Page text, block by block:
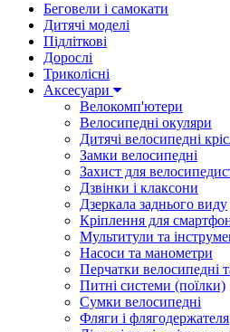
Беговели і самокати
Дитячі моделі
Підліткові
Дорослі
Триколісні
Аксесуари
Велокомп'ютери
Велосипедні окуляри
Дитячі велосипедні
Замки велосипедні
Захист для
Дзвінки і клаксони
Дзеркала заднього виду
Кріплення для
Мультитули та
Насоси та манометри
Перчатки велосипедні
Питні системи (поїлки)
Сумки велосипедні
Фляги і флягодержателя